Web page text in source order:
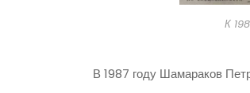
К
В 1987 году Шамараков